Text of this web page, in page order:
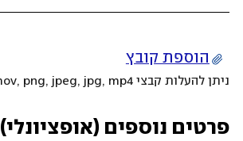
הוספת קובץ
ניתן להעלות קבצי mov, png, jpeg, jpg, mp4 עד 200MB
פרטים נוספים (אופציונלי)